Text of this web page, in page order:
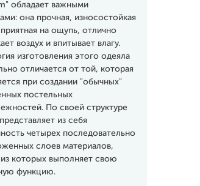
обладает важными
она прочная, износостойкая
на ощупь, отлично
воздух и впитывает влагу.
изготовления этого одеяла
отличается от той, которая
при создании "обычных"
постельных
По своей структуре
из себя
четырех последовательно
слоев материалов,
которых выполняет свою
функцию.